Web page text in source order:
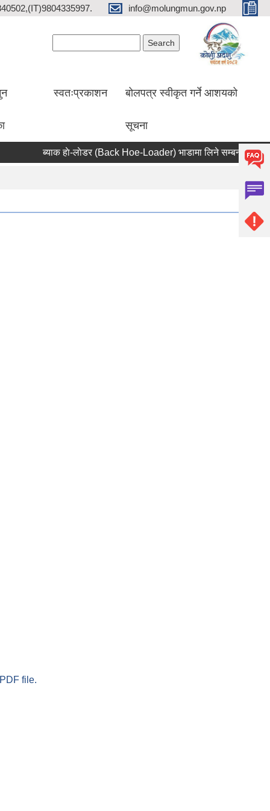
info@molungmun.gov.np
स्वतःप्रकाशन बोलपत्र स्वीकृत गर्ने आशयको
सूचना
ब्याक हाे-लाेडर (Back Hoe-Loader) भाडामा लिने सम्बन्धी सूचना
file.